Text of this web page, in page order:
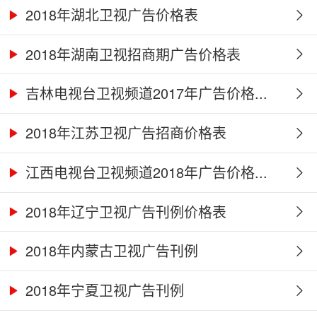
2018年湖北卫视广告价格表
2018年湖南卫视招商期广告价格表
吉林电视台卫视频道2017年广告价格...
2018年江苏卫视广告招商价格表
江西电视台卫视频道2018年广告价格...
2018年辽宁卫视广告刊例价格表
2018年内蒙古卫视广告刊例
2018年宁夏卫视广告刊例